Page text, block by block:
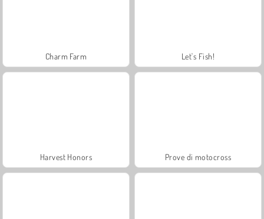
Charm Farm Let's Fish!
Harvest Honors Prove di motocross